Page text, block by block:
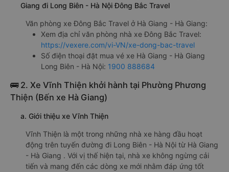
Giang đi Long Biên - Hà Nội Đông Bắc Travel
Văn phòng xe Đông Bắc Travel ở Hà Giang - Hà Giang:
Xem địa chỉ văn phòng nhà xe Đông Bắc Travel:
https://vexere.com/vi-VN/xe-dong-bac-travel
Số điện thoại đặt mua vé xe Hà Giang - Hà Giang
Long Biên - Hà Nội: 1900 888684
🚌 2. Xe Vĩnh Thiện khởi hành tại Phường Phương
Thiện (Bến xe Hà Giang)
a. Giới thiệu xe Vĩnh Thiện
Vĩnh Thiện là một trong những nhà xe hàng đầu hoạt
động trên tuyến đường đi Long Biên - Hà Nội từ Hà Giang
- Hà Giang . Với vị thế hiện tại, nhà xe không ngừng cải
tiến và mang đến các dòng xe mới nhằm đáp ứng tốt